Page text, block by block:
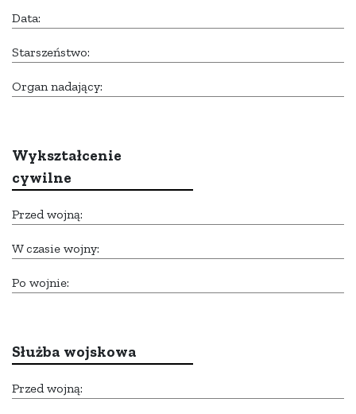
Data:
Starszeństwo:
Organ nadający:
Wykształcenie
cywilne
Przed wojną:
W czasie wojny:
Po wojnie:
Służba wojskowa
Przed wojną: